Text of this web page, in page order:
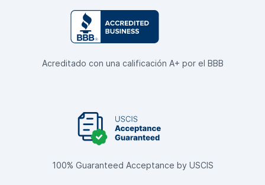
Acreditado con una calificación A+ por el BBB
100% Guaranteed Acceptance by USCIS